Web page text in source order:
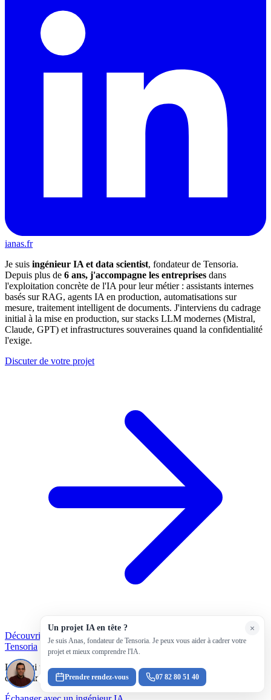
ianas.fr
Je suis ingénieur IA et data scientist, fondateur de Tensoria.
Depuis plus de 6 ans, j'accompagne les entreprises dans
l'exploitation concrète de l'IA pour leur métier : assistants internes
basés sur RAG, agents IA en production, automatisations sur
mesure, traitement intelligent de documents. J'interviens du cadrage
initial à la mise en production, sur stacks LLM modernes (Mistral,
Claude, GPT) et infrastructures souveraines quand la confidentialité
l'exige.
Discuter de votre projet
Découvrir nos services
Tensoria
L'IA qui tient en production. Nous aidons les entreprises à choisir,
construire et fiabiliser leurs systèmes IA.
×
Un projet IA en tête ?
Je suis Anas, fondateur de Tensoria. Je peux vous aider à cadrer votre
projet et mieux comprendre l'IA.
Prendre rendez-vous 07 82 80 51 40